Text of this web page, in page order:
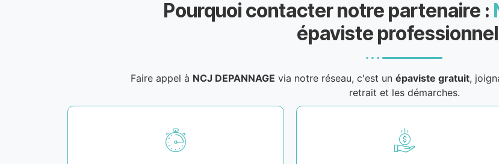
Pourquoi contacter notre partenaire :
épaviste
Faire appel à NCJ DEPANNAGE via notre réseau, c'est un épaviste gratuit,
retrait et les démarches.